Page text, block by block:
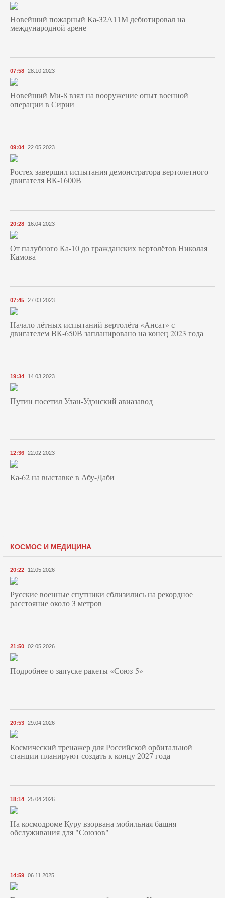
Новейший пожарный Ка-32А11М дебютировал на
международной арене
07:58 28.10.2023
Новейший Ми-8 взял на вооружение опыт военной
операции в Сирии
09:04 22.05.2023
Ростех завершил испытания демонстратора вертолетного
двигателя ВК-1600В
20:28 16.04.2023
От палубного Ка-10 до гражданских вертолётов Николая
Камова
07:45 27.03.2023
Начало лётных испытаний вертолёта «Ансат» с
двигателем ВК-650В запланировано на конец 2023 года
19:34 14.03.2023
Путин посетил Улан-Удэнский авиазавод
12:36 22.02.2023
Ка-62 на выставке в Абу-Даби
КОСМОС И МЕДИЦИНА
20:22 12.05.2026
Русские военные спутники сблизились на рекордное
расстояние около 3 метров
21:50 02.05.2026
Подробнее о запуске ракеты «Союз‑5»
20:53 29.04.2026
Космический тренажер для Российской орбитальной
станции планируют создать к концу 2027 года
18:14 25.04.2026
На космодроме Куру взорвана мобильная башня
обслуживания для "Союзов"
14:59 06.11.2025